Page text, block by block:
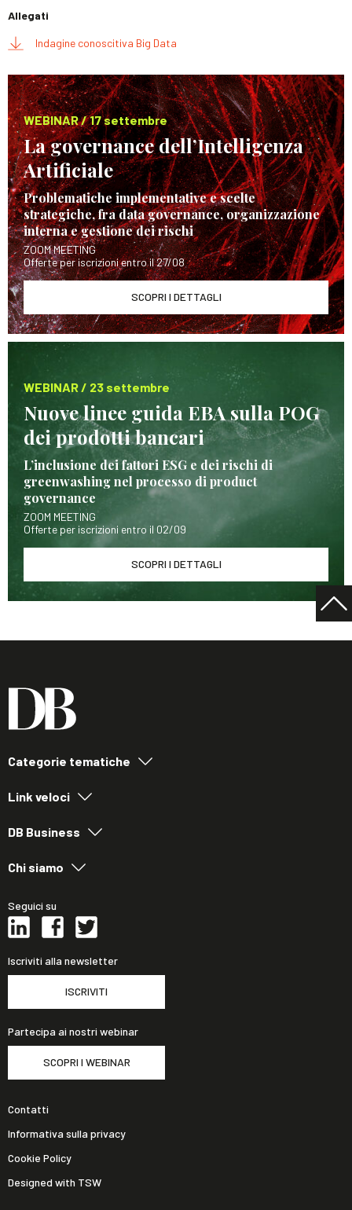
Allegati
Indagine conoscitiva Big Data
WEBINAR / 17 settembre
La governance dell’Intelligenza
Artificiale
Problematiche implementative e scelte
strategiche, fra data governance, organizzazione
interna e gestione dei rischi
ZOOM MEETING
Offerte per iscrizioni entro il 27/08
SCOPRI I DETTAGLI
WEBINAR / 23 settembre
Nuove linee guida EBA sulla POG
dei prodotti bancari
L’inclusione dei fattori ESG e dei rischi di
greenwashing nel processo di product
governance
ZOOM MEETING
Offerte per iscrizioni entro il 02/09
SCOPRI I DETTAGLI
Categorie tematiche
Link veloci
DB Business
Chi siamo
Seguici su
Iscriviti alla newsletter
ISCRIVITI
Partecipa ai nostri webinar
SCOPRI I WEBINAR
Contatti
Informativa sulla privacy
Cookie Policy
Designed with TSW